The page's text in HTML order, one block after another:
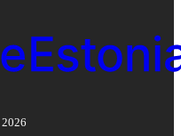
2026